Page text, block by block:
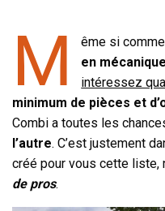
M ême si
en mécanique
intéressez
minimum de pièces et
Combi a toutes les
l’autre. C’est justement
créé pour vous cette liste,
de pros.